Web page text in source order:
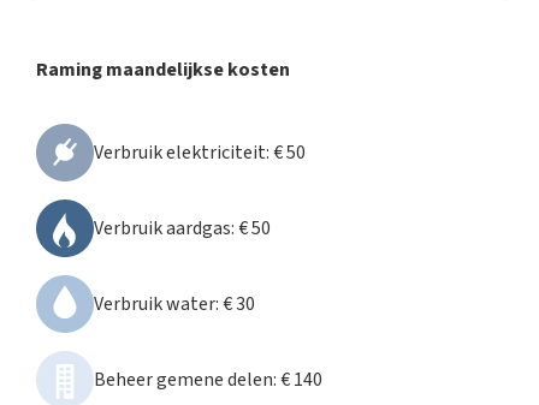
Raming maandelijkse kosten
Verbruik elektriciteit:€ 50
Verbruik aardgas:€ 50
Verbruik water:€ 30
Beheer gemene delen:€ 140